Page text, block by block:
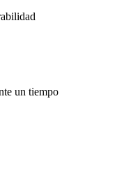
un tiempo